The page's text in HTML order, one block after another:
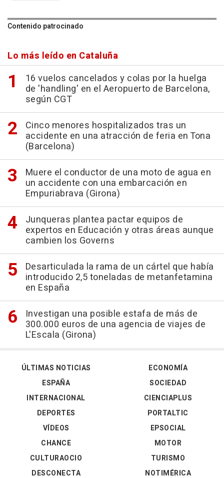
Contenido patrocinado
Lo más leído en Cataluña
16 vuelos cancelados y colas por la huelga
de 'handling' en el Aeropuerto de Barcelona,
según CGT
Cinco menores hospitalizados tras un
accidente en una atracción de feria en Tona
(Barcelona)
Muere el conductor de una moto de agua en
un accidente con una embarcación en
Empuriabrava (Girona)
Junqueras plantea pactar equipos de
expertos en Educación y otras áreas aunque
cambien los Governs
Desarticulada la rama de un cártel que había
introducido 2,5 toneladas de metanfetamina
en España
Investigan una posible estafa de más de
300.000 euros de una agencia de viajes de
L'Escala (Girona)
ÚLTIMAS NOTICIAS
ESPAÑA
INTERNACIONAL
DEPORTES
VÍDEOS
ECONOMÍA
SOCIEDAD
CIENCIAPLUS
PORTALTIC
EPSOCIAL
CHANCE
CULTURAOCIO
DESCONECTA
MOTOR
TURISMO
NOTIMÉRICA